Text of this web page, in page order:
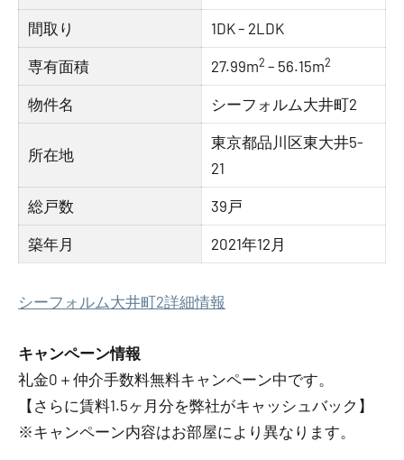
間取り 1DK – 2LDK
専有面積 27.99m2 – 56.15m2
物件名 シーフォルム大井町2
所在地
東京都品川区東大井5-
21
総戸数 39戸
築年月 2021年12月
シーフォルム大井町2詳細情報
キャンペーン情報
礼金0 ＋ 仲介手数料無料キャンペーン中です。
【さらに賃料1.5ヶ月分を弊社がキャッシュバック】
※キャンペーン内容はお部屋により異なります。